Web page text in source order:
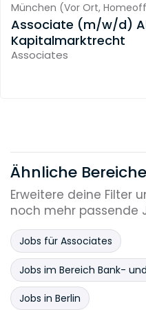
München (Vor Ort,
Associate (m/w/d)
Kapitalmarktrecht
Associates
Ähnliche Bereiche
Erweitere deine Filter
noch mehr passende
Jobs für Associates
Jobs im Bereich Bank-
Jobs in Berlin